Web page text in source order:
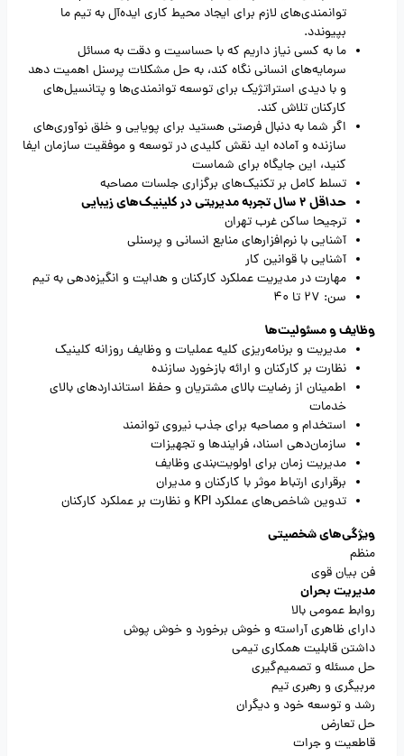
توانمندی‌های لازم برای ایجاد محیط کاری ایده‌آل به تیم ما
بپیوندد.
ما به کسی نیاز داریم که با حساسیت و دقت به مسائل
سرمایه‌های انسانی نگاه کند، به حل مشکلات پرسنل اهمیت دهد
و با دیدی استراتژیک برای توسعه توانمندی‌ها و پتانسیل‌های
کارکنان تلاش کند.
اگر شما به دنبال فرصتی هستید برای پویایی و خلق نوآوری‌های
سازنده و آماده اید نقش کلیدی در توسعه و موفقیت سازمان ایفا
کنید، این جایگاه برای شماست
تسلط کامل بر تکنیک‌های برگزاری جلسات مصاحبه
حداقل 2 سال تجربه مدیریتی در کلینیک‌های زیبایی
ترجیحا ساکن غرب تهران
آشنایی با نرم‌افزارهای منابع انسانی و پرسنلی
آشنایی با قوانین کار
مهارت در مدیریت عملکرد کارکنان و هدایت و انگیزه‌دهی به تیم
سن: 27 تا 40
وظایف و مسئولیت‌ها
مدیریت و برنامه‌ریزی کلیه عملیات و وظایف روزانه کلینیک
نظارت بر کارکنان و ارائه بازخورد سازنده
اطمینان از رضایت بالای مشتریان و حفظ استانداردهای بالای
خدمات
استخدام و مصاحبه برای جذب نیروی توانمند
سازمان‌دهی اسناد، فرایندها و تجهیزات
مدیریت زمان برای اولویت‌بندی وظایف
برقراری ارتباط موثر با کارکنان و مدیران
تدوین شاخص‌های عملکرد KPI و نظارت بر عملکرد کارکنان
ویژگی‌های شخصیتی
منظم
فن بیان قوی
مدیریت بحران
روابط عمومی بالا
دارای ظاهری آراسته و خوش برخورد و خوش پوش
داشتن قابلیت همکاری تیمی
حل مسئله و تصمیم‌گیری
مربیگری و رهبری تیم
رشد و توسعه خود و دیگران
حل تعارض
قاطعیت و جرات